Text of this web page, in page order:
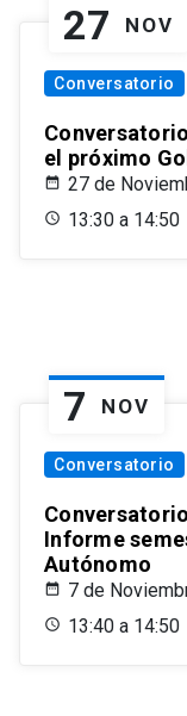
27 NOV
Conversatorio
el próximo
27 de
13:30 a 14:50
7 NOV
Conversatorio
Informe
Autónomo
7 de
13:40 a 14:50